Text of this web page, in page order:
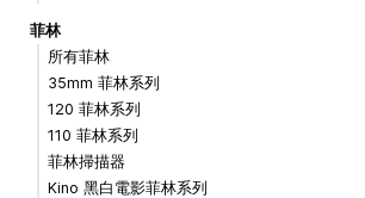
菲林
所有菲林
35mm 菲林系列
120 菲林系列
110 菲林系列
菲林掃描器
Kino 黑白電影菲林系列